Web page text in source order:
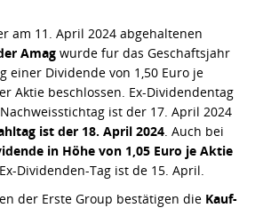
am 11. April 2024 abgehaltenen
Amag wurde fur das Geschaftsjahr
einer Dividende von 1,50 Euro je
Aktie beschlossen. Ex-Dividendentag
ist der 17. April 2024
ist der 18. April 2024. Auch bei
in Höhe von 1,05 Euro je Aktie
Dividenden-Tag ist de 15. April.
der Erste Group bestätigen die Kauf-